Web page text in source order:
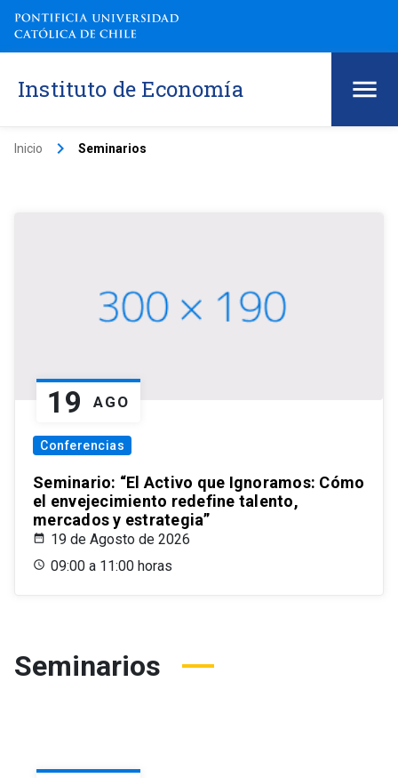
Instituto de Economía
Inicio keyboard_arrow_right Seminarios
19 AGO
Conferencias
Seminario: “El Activo que Ignoramos: Cómo
el envejecimiento redefine talento,
mercados y estrategia”
19 de Agosto de 2026
09:00 a 11:00 horas
Seminarios